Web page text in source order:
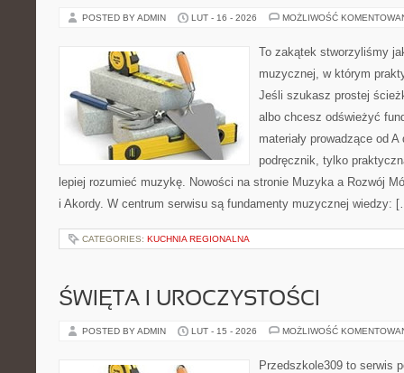
POSTED BY ADMIN LUT - 16 - 2026 MOŻLIWOŚĆ
To zakątek stworzyliśmy
muzycznej, w którym
Jeśli szukasz prostej
albo chcesz odświeżyć
materiały prowadzące od
podręcznik, tylko
lepiej rozumieć muzykę. Nowości na stronie Muzyka a Rozwój
i Akordy. W centrum serwisu są fundamenty muzycznej wiedzy:
CATEGORIES: KUCHNIA REGIONALNA
ŚWIĘTA I UROCZYSTOŚCI
POSTED BY ADMIN LUT - 15 - 2026 MOŻLIWOŚĆ
Przedszkole309 to serwis